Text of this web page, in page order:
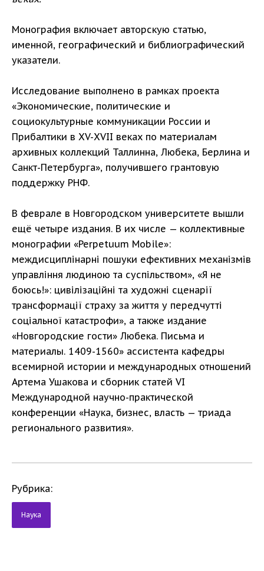
Монография включает авторскую статью,
именной, географический и библиографический
указатели.
Исследование выполнено в рамках проекта
«Экономические, политические и
социокультурные коммуникации России и
Прибалтики в XV-XVII веках по материалам
архивных коллекций Таллинна, Любека, Берлина и
Санкт-Петербурга», получившего грантовую
поддержку РНФ.
В феврале в Новгородском университете вышли
ещё четыре издания. В их числе — коллективные
монографии «Perpetuum Mobile»:
междисциплінарні пошуки ефективних механізмів
управління людиною та суспільством», «Я не
боюсь!»: цивілізаційні та художні сценарії
трансформації страху за життя у передчутті
соціальної катастрофи», а также издание
«Новгородские гости» Любека. Письма и
материалы. 1409-1560» ассистента кафедры
всемирной истории и международных отношений
Артема Ушакова и сборник статей VI
Международной научно-практической
конференции «Наука, бизнес, власть — триада
регионального развития».
Рубрика:
Наука